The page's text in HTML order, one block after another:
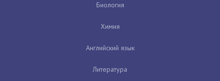
Биология
Химия
Английский язык
Литература